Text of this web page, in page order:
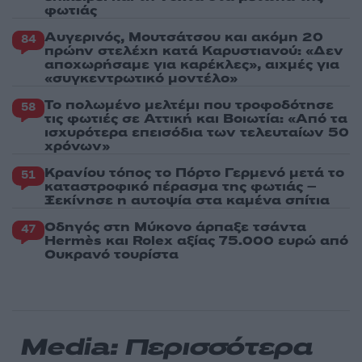
φωτιάς
84 Αυγερινός, Μουτσάτσου και ακόμη 20
πρώην στελέχη κατά Καρυστιανού: «Δεν
αποχωρήσαμε για καρέκλες», αιχμές για
«συγκεντρωτικό μοντέλο»
58 Το πολωμένο μελτέμι που τροφοδότησε
τις φωτιές σε Αττική και Βοιωτία: «Από τα
ισχυρότερα επεισόδια των τελευταίων 50
χρόνων»
51 Κρανίου τόπος το Πόρτο Γερμενό μετά το
καταστροφικό πέρασμα της φωτιάς –
Ξεκίνησε η αυτοψία στα καμένα σπίτια
47 Οδηγός στη Μύκονο άρπαξε τσάντα
Hermès και Rolex αξίας 75.000 ευρώ από
Ουκρανό τουρίστα
Media: Περισσότερα